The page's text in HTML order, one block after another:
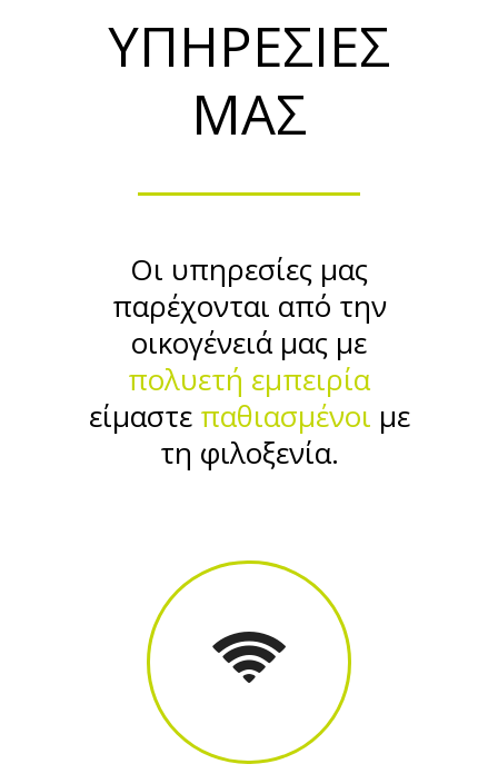
ΥΠΗΡΕΣΙΕΣ
ΜΑΣ
Οι υπηρεσίες μας
παρέχονται από την
οικογένειά μας με
πολυετή εμπειρία
είμαστε παθιασμένοι με
τη φιλοξενία.